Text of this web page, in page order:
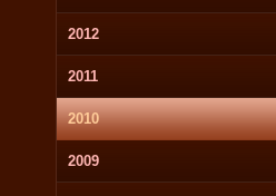
2012
2011
2010
2009